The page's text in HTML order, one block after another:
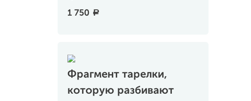
1 750 a
Фрагмент тарелки,
которую разбивают